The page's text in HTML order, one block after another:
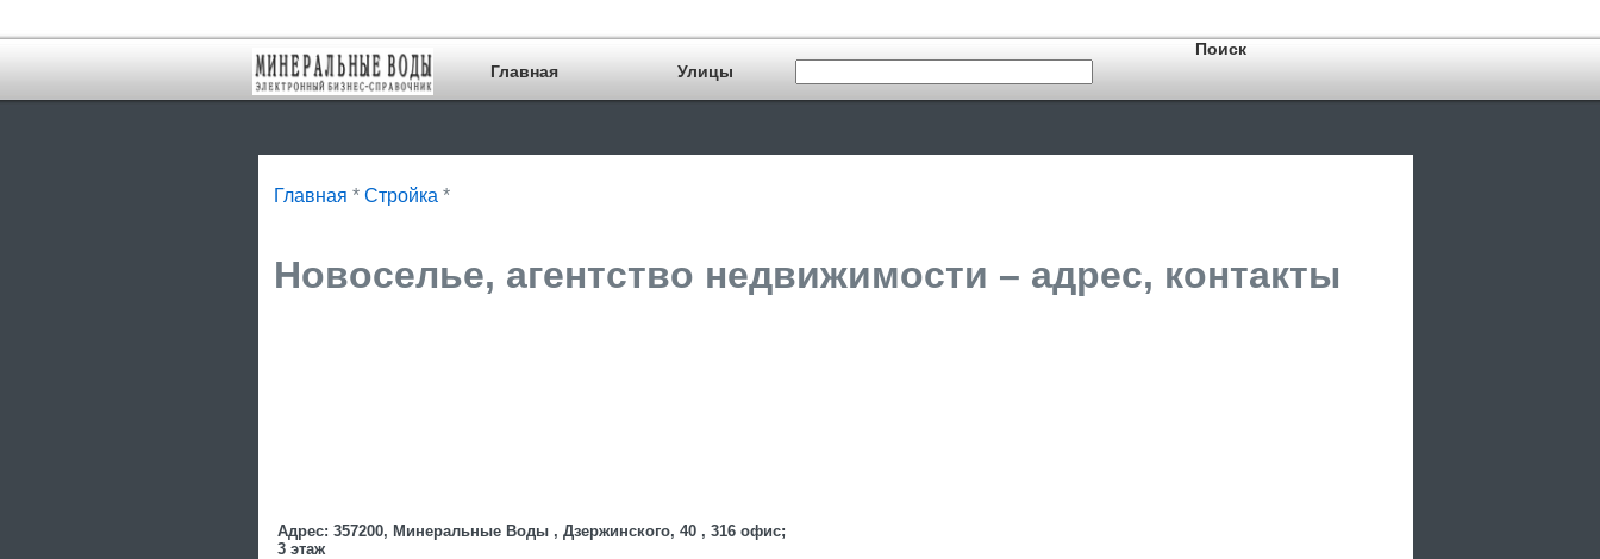
Главная Улицы
Главная * Стройка *
Новоселье, агентство недвижимости – адрес, контакты
Адрес: 357200, Минеральные Воды , Дзержинского, 40 , 316 офис;
3 этаж